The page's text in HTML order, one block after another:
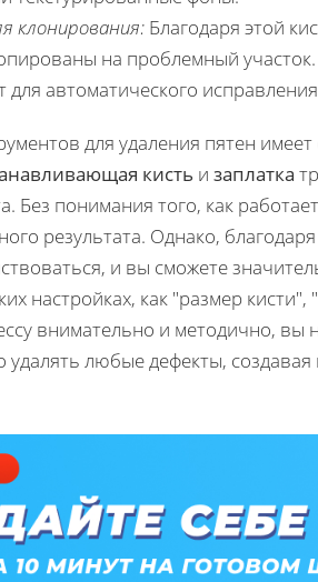
клонирования: Благодаря этой
на проблемный
для автоматического
для удаления пятен
кисть и заплатка
Без понимания того, как
результата. Однако,
и вы сможете
настройках, как "размер
внимательно и методично, вы
удалять любые дефекты,